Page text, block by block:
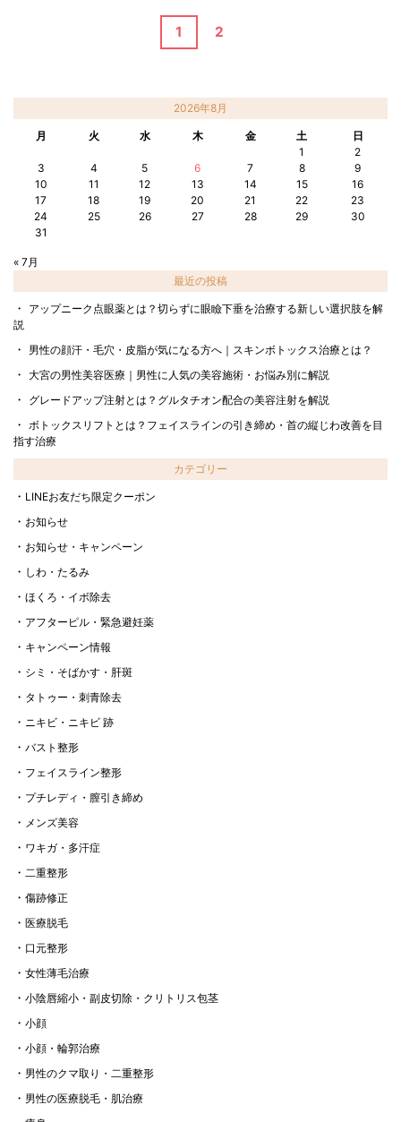
1 2
2026年8月
月 火 水 木 金 土
日
1
2
3
4 5 6 7 8
9
10
11 12 13 14 15
16
17
18 19 20 21 22
23
24
25 26 27 28 29
30
31
« 7月
最近の投稿
アップニーク点眼薬とは？切らずに眼瞼下垂を治療する新しい選択肢を解
説
男性の顔汗・毛穴・皮脂が気になる方へ｜スキンボトックス治療とは？
大宮の男性美容医療｜男性に人気の美容施術・お悩み別に解説
グレードアップ注射とは？グルタチオン配合の美容注射を解説
ボトックスリフトとは？フェイスラインの引き締め・首の縦じわ改善を目
指す治療
カテゴリー
LINEお友だち限定クーポン
お知らせ
お知らせ・キャンペーン
しわ・たるみ
ほくろ・イボ除去
アフターピル・緊急避妊薬
キャンペーン情報
シミ・そばかす・肝斑
タトゥー・刺青除去
ニキビ・ニキビ 跡
バスト整形
フェイスライン整形
プチレディ・膣引き締め
メンズ美容
ワキガ・多汗症
二重整形
傷跡修正
医療脱毛
口元整形
女性薄毛治療
小陰唇縮小・副皮切除・クリトリス包茎
小顔
小顔・輪郭治療
男性のクマ取り・二重整形
男性の医療脱毛・肌治療